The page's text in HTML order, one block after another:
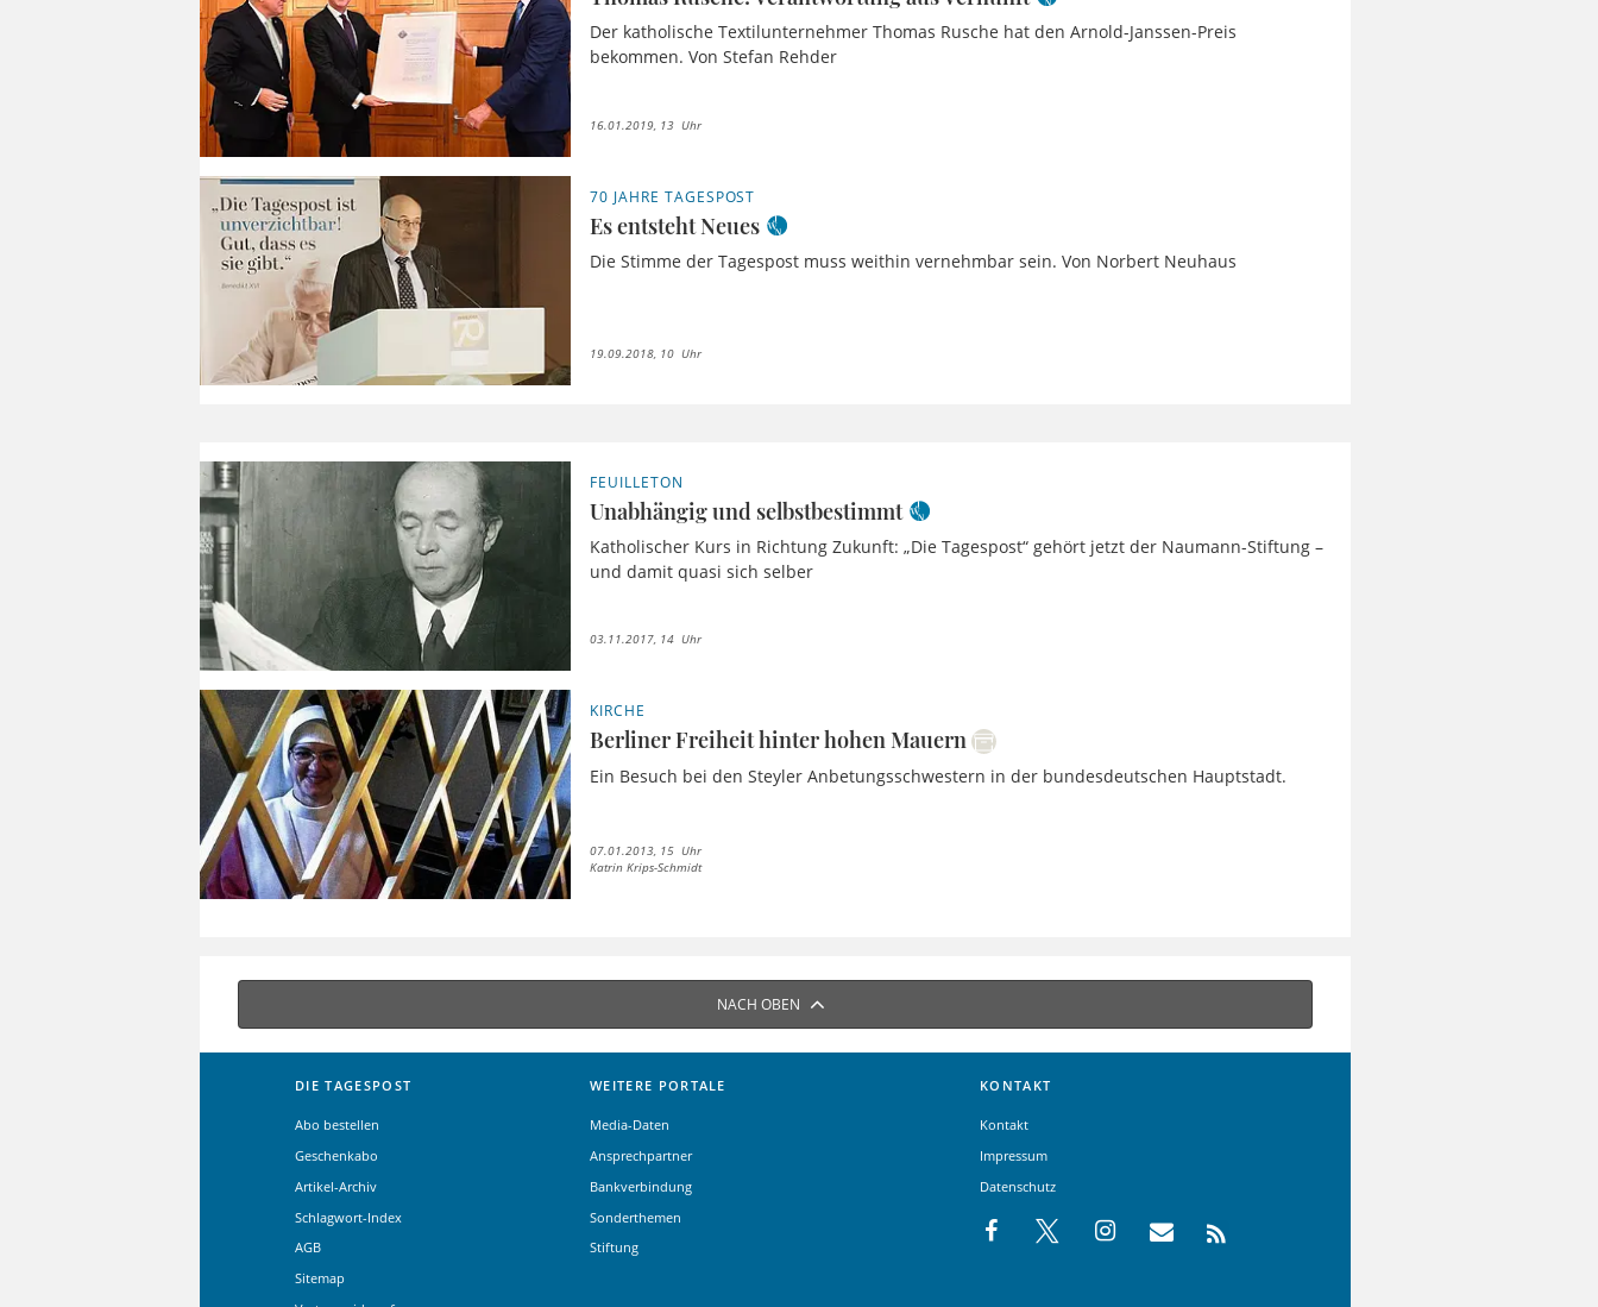
Der katholische Textilunternehmer Thomas Rusche hat den Arnold-Janssen-Preis
bekommen. Von Stefan Rehder
16.01.2019, 13 Uhr
70 JAHRE TAGESPOST
Es entsteht Neues
Die Stimme der Tagespost muss weithin vernehmbar sein. Von Norbert Neuhaus
19.09.2018, 10 Uhr
FEUILLETON
Unabhängig und selbstbestimmt
Katholischer Kurs in Richtung Zukunft: „Die Tagespost“ gehört jetzt der Naumann-Stiftung –
und damit quasi sich selber
03.11.2017, 14 Uhr
KIRCHE
Berliner Freiheit hinter hohen Mauern
Ein Besuch bei den Steyler Anbetungsschwestern in der bundesdeutschen Hauptstadt.
07.01.2013, 15 Uhr
Katrin Krips-Schmidt
NACH OBEN
DIE TAGESPOST
Abo bestellen
Geschenkabo
Artikel-Archiv
Schlagwort-Index
AGB
Sitemap
WEITERE PORTALE
Media-Daten
Ansprechpartner
Bankverbindung
Sonderthemen
Stiftung
KONTAKT
Kontakt
Impressum
Datenschutz